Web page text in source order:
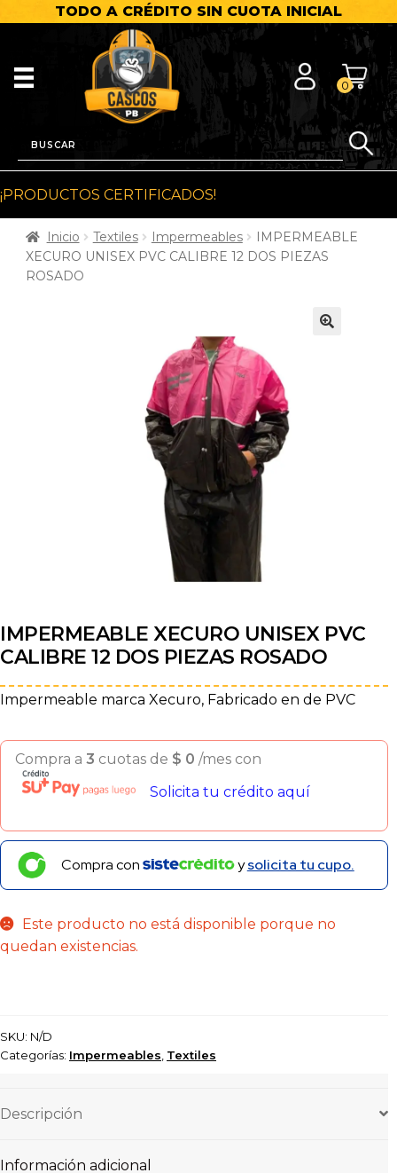
TODO A CRÉDITO SIN CUOTA INICIAL
0
¡PRODUCTOS CERTIFICADOS!
Inicio Textiles Impermeables
IMPERMEABLE
XECURO UNISEX PVC CALIBRE 12 DOS PIEZAS
ROSADO
IMPERMEABLE XECURO UNISEX PVC
CALIBRE 12 DOS PIEZAS ROSADO
Impermeable marca Xecuro, Fabricado en de PVC
Compra a 3 cuotas de $ 0 /mes con
Solicita tu crédito aquí
Compra con ysolicita tu cupo.
Este producto no está disponible porque no
quedan existencias.
SKU: N/D
Categorías: Impermeables Textiles
Descripción
Información adicional